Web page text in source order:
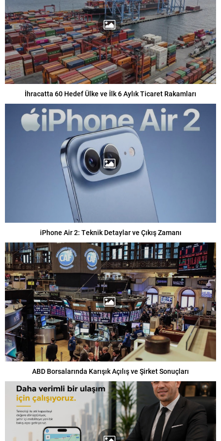
İhracatta 60 Hedef Ülke ve İlk 6 Aylık Ticaret Rakamları
iPhone Air 2: Teknik Detaylar ve Çıkış Zamanı
ABD Borsalarında Karışık Açılış ve Şirket Sonuçları